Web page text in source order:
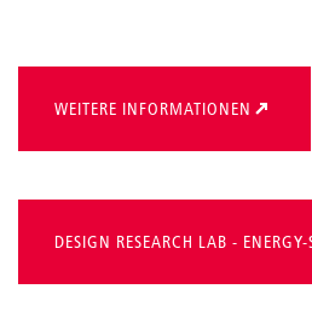
WEITERE INFORMATIONEN
DESIGN RESEARCH LAB -